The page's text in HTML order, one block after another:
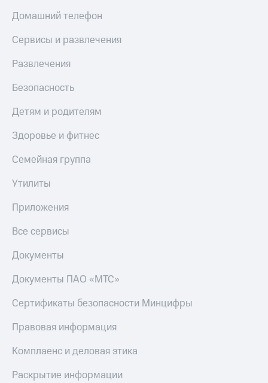
Домашний телефон
Сервисы и развлечения
Развлечения
Безопасность
Детям и родителям
Здоровье и фитнес
Семейная группа
Утилиты
Приложения
Все сервисы
Документы
Документы ПАО «МТС»
Сертификаты безопасности Минцифры
Правовая информация
Комплаенс и деловая этика
Раскрытие информации